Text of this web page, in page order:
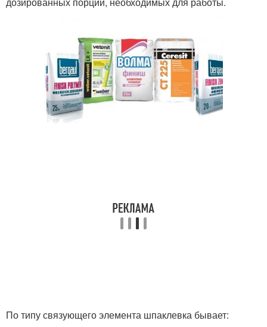
По типу связующего элемента шпаклевка бывает: